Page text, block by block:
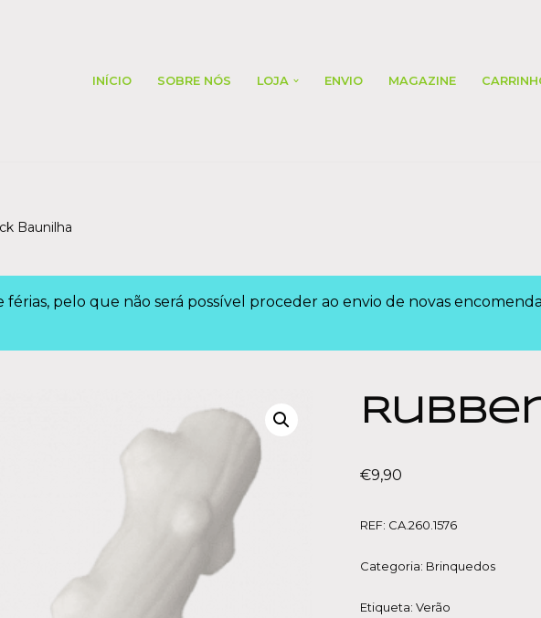
INÍCIO SOBRE NÓS LOJA ENVIO MAGAZINE
Baunilha
férias, pelo que não será possível proceder ao envio de novas
€9,90
REF: CA.260.1576
Categoria: Brinquedos
Etiqueta:Verão